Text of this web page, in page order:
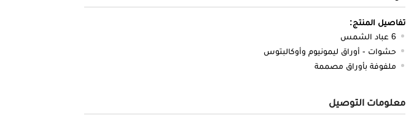
تفاصيل المنتج:
6 عباد الشمس
حشوات - أوراق ليمونيوم وأوكالبتوس
ملفوفة بأوراق مصممة
معلومات التوصيل